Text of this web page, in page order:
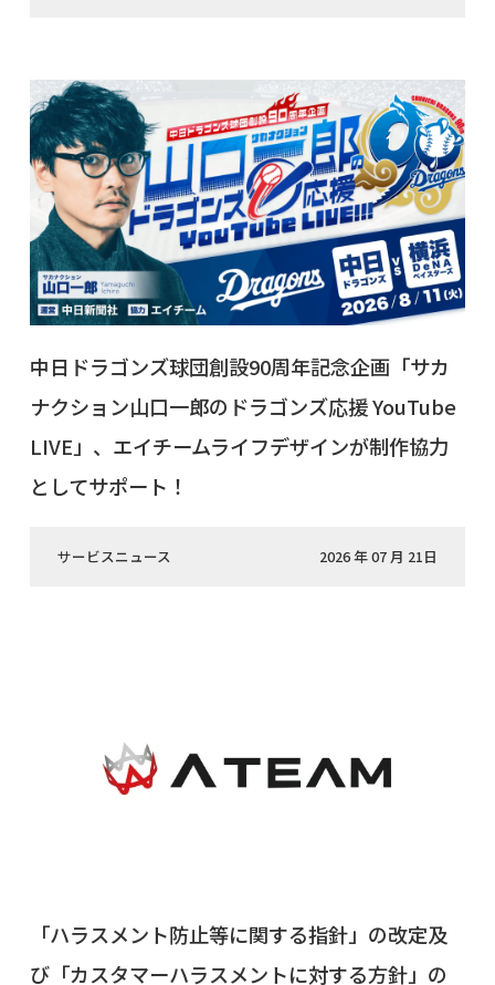
中日ドラゴンズ球団創設90周年記念企画「サカ
ナクション山口一郎のドラゴンズ応援 YouTube
LIVE」、エイチームライフデザインが制作協力
としてサポート！
サービスニュース 2026 年 07 月 21日
「ハラスメント防止等に関する指針」の改定及
び「カスタマーハラスメントに対する方針」の